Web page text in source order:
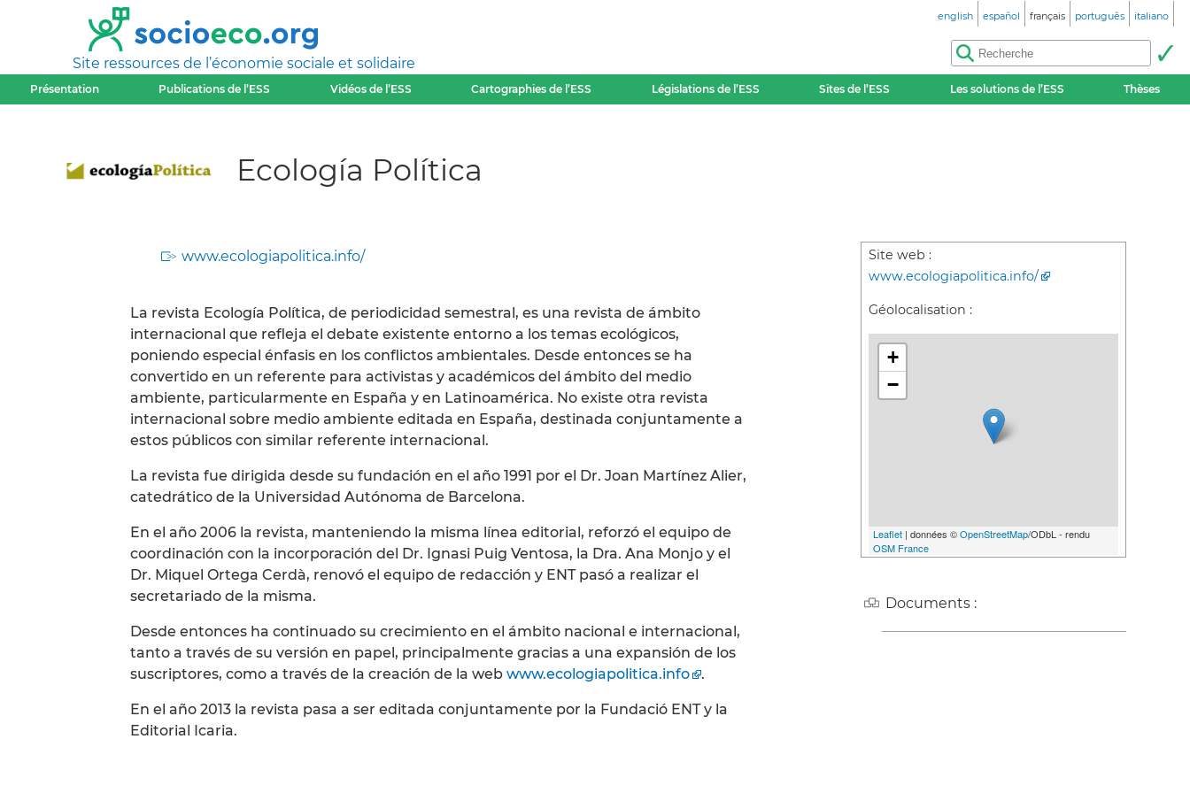
Site ressources de l’économie sociale et solidaire
english español français português italiano
Présentation Publications de l’ESS Vidéos de l’ESS Cartographies de l’ESS Législations de l’ESS Sites de l’ESS Les solutions de l’ESS Thèses
Ecología Política
www.ecologiapolitica.info/
La revista Ecología Política, de periodicidad semestral, es una revista de ámbito
internacional que refleja el debate existente entorno a los temas ecológicos,
poniendo especial énfasis en los conflictos ambientales. Desde entonces se ha
convertido en un referente para activistas y académicos del ámbito del medio
ambiente, particularmente en España y en Latinoamérica. No existe otra revista
internacional sobre medio ambiente editada en España, destinada conjuntamente a
estos públicos con similar referente internacional.
La revista fue dirigida desde su fundación en el año 1991 por el Dr. Joan Martínez Alier,
catedrático de la Universidad Autónoma de Barcelona.
En el año 2006 la revista, manteniendo la misma línea editorial, reforzó el equipo de
coordinación con la incorporación del Dr. Ignasi Puig Ventosa, la Dra. Ana Monjo y el
Dr. Miquel Ortega Cerdà, renovó el equipo de redacción y ENT pasó a realizar el
secretariado de la misma.
Desde entonces ha continuado su crecimiento en el ámbito nacional e internacional,
tanto a través de su versión en papel, principalmente gracias a una expansión de los
suscriptores, como a través de la creación de la web www.ecologiapolitica.info .
En el año 2013 la revista pasa a ser editada conjuntamente por la Fundació ENT y la
Editorial Icaria.
Site web :
www.ecologiapolitica.info/
Géolocalisation :
+
−
Leaflet | données ©OpenStreetMap/ODbL - rendu
OSM France
Documents :